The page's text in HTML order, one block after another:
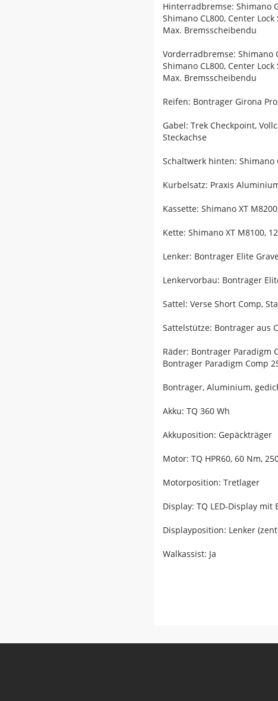
Hinterradbremse: Shimano
Shimano CL800, Center
Max. Bremsscheibendu
Vorderradbremse: Shimano
Shimano CL800, Center
Max. Bremsscheibendu
Reifen: Bontrager Girona
Gabel: Trek Checkpoint,
Steckachse
Schaltwerk hinten: Shimano
Kurbelsatz: Praxis
Kassette: Shimano XT
Kette: Shimano XT M8100,
Lenker: Bontrager Elite
Lenkervorbau: Bontrager
Sattel: Verse Short Comp,
Sattelstütze: Bontrager aus
Räder: Bontrager Paradigm
Bontrager Paradigm Comp
Bontrager, Aluminium,
Akku: TQ 360 Wh
Akkuposition: Gepäckträger
Motor: TQ HPR60, 60 Nm,
Motorposition: Tretlager
Display: TQ LED-Display
Displayposition: Lenker
Walkassist: Ja